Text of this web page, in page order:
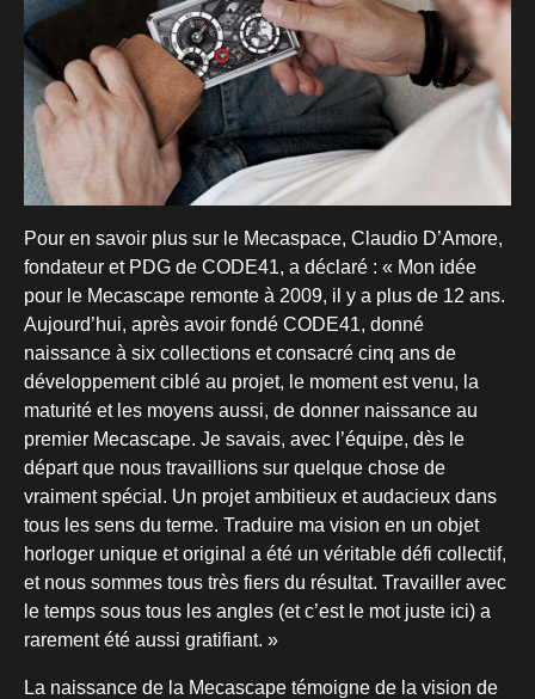
Pour en savoir plus sur le Mecaspace, Claudio D’Amore,
fondateur et PDG de CODE41, a déclaré : « Mon idée
pour le Mecascape remonte à 2009, il y a plus de 12 ans.
Aujourd’hui, après avoir fondé CODE41, donné
naissance à six collections et consacré cinq ans de
développement ciblé au projet, le moment est venu, la
maturité et les moyens aussi, de donner naissance au
premier Mecascape. Je savais, avec l’équipe, dès le
départ que nous travaillions sur quelque chose de
vraiment spécial. Un projet ambitieux et audacieux dans
tous les sens du terme. Traduire ma vision en un objet
horloger unique et original a été un véritable défi collectif,
et nous sommes tous très fiers du résultat. Travailler avec
le temps sous tous les angles (et c’est le mot juste ici) a
rarement été aussi gratifiant. »
La naissance de la Mecascape témoigne de la vision de